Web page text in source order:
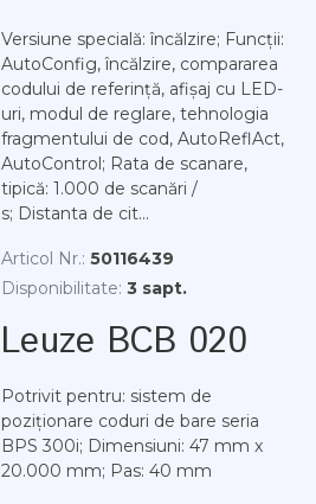
Versiune specială: încălzire; Funcții:
AutoConfig, încălzire, compararea
codului de referință, afișaj cu LED-
uri, modul de reglare, tehnologia
fragmentului de cod, AutoReflAct,
AutoControl; Rata de scanare,
tipică: 1.000 de scanări /
s; Distanta de cit...
Articol Nr.: 50116439
Disponibilitate: 3 sapt.
Leuze BCB 020
Potrivit pentru: sistem de
poziționare coduri de bare seria
BPS 300i; Dimensiuni: 47 mm x
20.000 mm; Pas: 40 mm